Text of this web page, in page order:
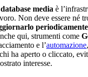
database media è
Non deve essere né
qui, strumenti come
e l’automazione
ha aperto o cliccato,
interesse.